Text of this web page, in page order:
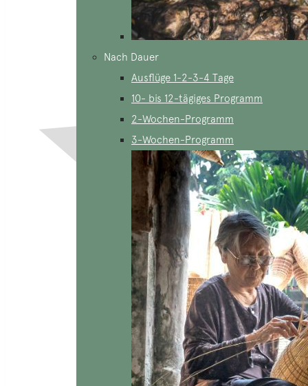
Nach Dauer
Ausflüge 1-2-3-4 Tage
10- bis 12-tägiges Programm
2-Wochen-Programm
3-Wochen-Programm